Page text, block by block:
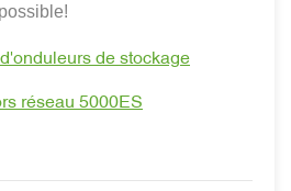
de stockage
réseau 5000ES